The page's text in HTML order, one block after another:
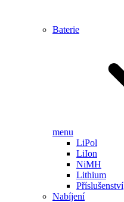
Baterie
menu
LiPol
LiIon
NiMH
Lithium
Příslušenství
Nabíjení